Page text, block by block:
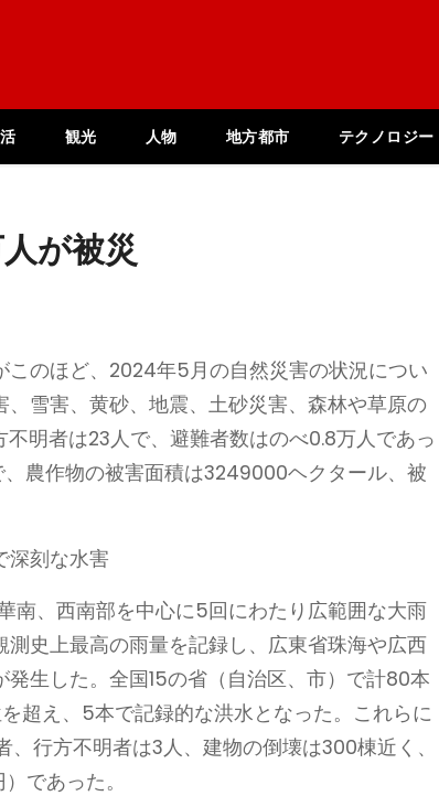
観光 人物 地方都市 テクノロジー
が被災
のほど、2024年5月の自然災害の状況につい
雪害、黄砂、地震、土砂災害、森林や草原の
明者は23人で、避難者数はのべ0.8万人であっ
農作物の被害面積は3249000ヘクタール、被
深刻な水害
南、西南部を中心に5回にわたり広範囲な大雨
史上最高の雨量を記録し、広東省珠海や広西
生した。全国15の省（自治区、市）で計80本
超え、5本で記録的な洪水となった。これらに
、行方不明者は3人、建物の倒壊は300棟近く、
であった。